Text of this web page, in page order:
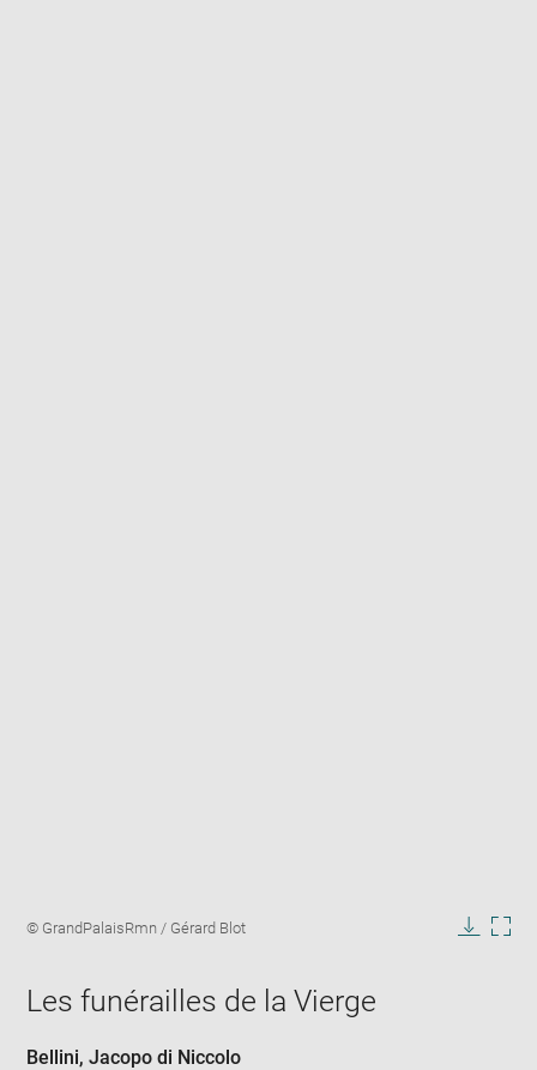
window
Image
© GrandPalaisRmn / Gérard Blot
Les funérailles de la Vierge
Bellini, Jacopo di Niccolo